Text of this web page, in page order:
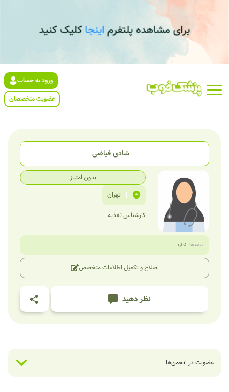
ورود به حساب
عضویت متخصصان
شادی فیاضی
بدون امتیاز
| تهران
کارشناس تغذیه
بیمه‌ها: ندارد
اصلاح و تکمیل اطلاعات متخصص
نظر دهید
عضویت در انجمن‌ها